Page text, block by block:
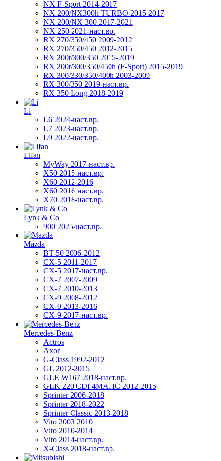
NX F-Sport 2014-2017
NX 200/NX300h TURBO 2015-2017
NX 200/NX 300 2017-2021
NX 250 2021-наст.вр.
RX 270/350/450 2009-2012
RX 270/350/450 2012-2015
RX 200t/300/350 2015-2019
RX 200t/300/350/450h (F-Sport) 2015-2019
RX 300/330/350/400h 2003-2009
RX 300/350 2019-наст.вр.
RX 350 Long 2018-2019
Li
L6 2024-наст.вр.
L7 2023-наст.вр.
L9 2022-наст.вр.
Lifan
MyWay 2017-наст.вр.
X50 2015-наст.вр.
X60 2012-2016
X60 2016-наст.вр.
X70 2018-наст.вр.
Lynk & Co
900 2025-наст.вр.
Mazda
BT-50 2006-2012
CX-5 2011-2017
CX-5 2017-наст.вр.
CX-7 2007-2009
CX-7 2010-2013
CX-9 2008-2012
CX-9 2013-2016
CX-9 2017-наст.вр.
Mercedes-Benz
Actros
Axor
G-Class 1992-2012
GL 2012-2015
GLE W167 2018-наст.вр.
GLK 220 CDI 4MATIC 2012-2015
Sprinter 2006-2018
Sprinter 2018-2022
Sprinter Classic 2013-2018
Vito 2003-2010
Vito 2010-2014
Vito 2014-наст.вр.
X-Class 2018-наст.вр.